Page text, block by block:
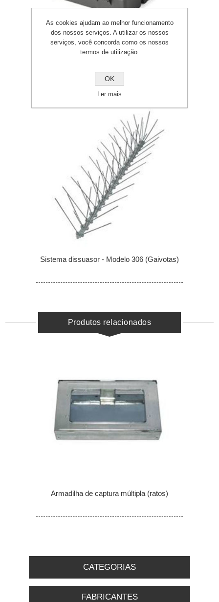
Sistema dissuasor - Modelo 306 (Gaivotas)
Produtos relacionados
Armadilha de captura múltipla (ratos)
CATEGORIAS
FABRICANTES
As cookies ajudam ao melhor funcionamento
dos nossos serviços. A utilizar os nossos
serviços, você concorda como os nossos
termos de utilização.
OK
Ler mais